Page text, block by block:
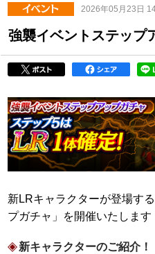
2026年05月23日
強襲イベントステップ
新LRキャラクターが登場す
プガチャ」を開催いたします
新キャラクターのご紹介！